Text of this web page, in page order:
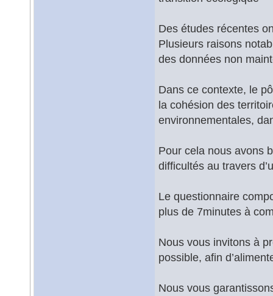
Des études récentes
Plusieurs raisons
des données non
Dans ce contexte, le
la cohésion des
environnementales,
Pour cela nous avons
difficultés au travers
Le questionnaire
plus de 7minutes à
Nous vous invitons à
possible, afin
Nous vous